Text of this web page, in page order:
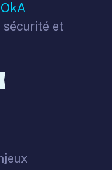
sécurité et